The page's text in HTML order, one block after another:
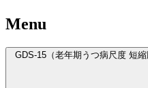
Menu
GDS-15（老年期うつ病尺度 短